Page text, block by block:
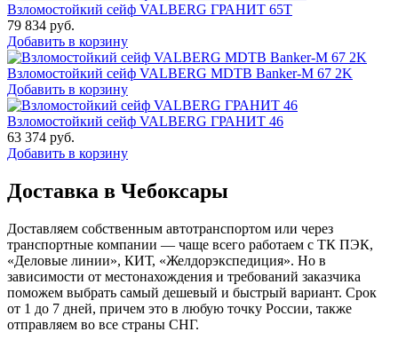
Взломостойкий сейф VALBERG ГРАНИТ 65Т
79 834 руб.
Добавить в корзину
Взломостойкий сейф VALBERG MDTB Banker-M 67 2K
Добавить в корзину
Взломостойкий сейф VALBERG ГРАНИТ 46
63 374 руб.
Добавить в корзину
Доставка в Чебоксары
Доставляем собственным автотранспортом или через
транспортные компании — чаще всего работаем с ТК ПЭК,
«Деловые линии», КИТ, «Желдорэкспедиция». Но в
зависимости от местонахождения и требований заказчика
поможем выбрать самый дешевый и быстрый вариант. Срок
от 1 до 7 дней, причем это в любую точку России, также
отправляем во все страны СНГ.